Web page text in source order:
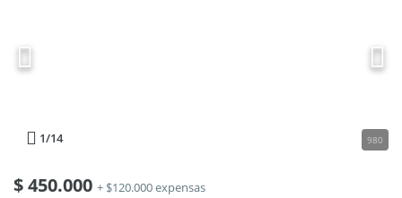
1/14 980
$450.000 + $120.000 expensas